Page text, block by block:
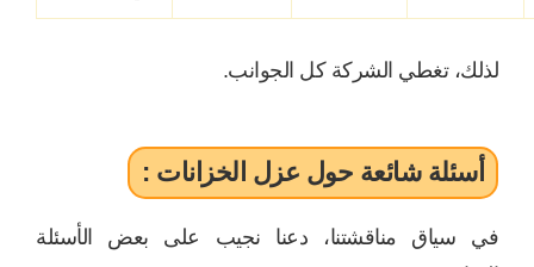
لذلك، تغطي الشركة كل الجوانب.
أسئلة شائعة حول عزل الخزانات :
في سياق مناقشتنا، دعنا نجيب على بعض الأسئلة